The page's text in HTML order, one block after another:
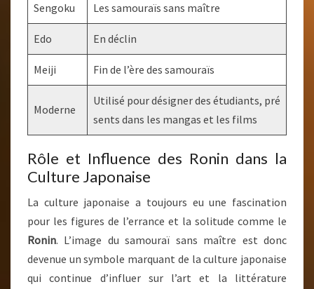
Sengoku Les samouraïs sans maître
Edo En déclin
Meiji Fin de l’ère des samouraïs
Moderne
Utilisé pour désigner des étudiants, pré
sents dans les mangas et les films
Rôle et Influence des Ronin dans la
Culture Japonaise
La culture japonaise a toujours eu une fascination
pour les figures de l’errance et la solitude comme le
Ronin. L’image du samouraï sans maître est donc
devenue un symbole marquant de la culture japonaise
qui continue d’influer sur l’art et la littérature